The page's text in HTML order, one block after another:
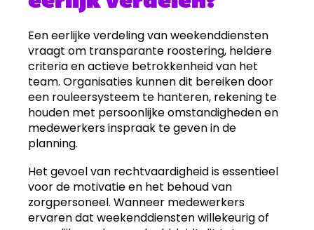
Een eerlijke verdeling van weekenddiensten
vraagt om transparante roostering, heldere
criteria en actieve betrokkenheid van het
team. Organisaties kunnen dit bereiken door
een rouleersysteem te hanteren, rekening te
houden met persoonlijke omstandigheden en
medewerkers inspraak te geven in de
planning.
Het gevoel van rechtvaardigheid is essentieel
voor de motivatie en het behoud van
zorgpersoneel. Wanneer medewerkers
ervaren dat weekenddiensten willekeurig of